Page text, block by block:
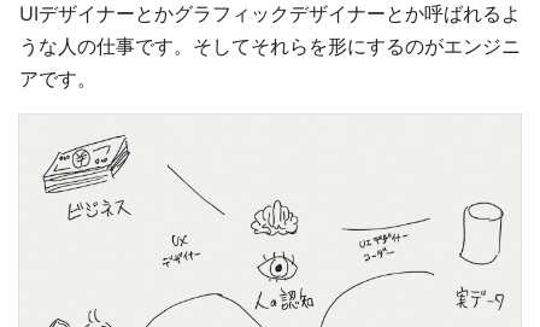
UIデザイナーとかグラフィックデザイナーとか呼ばれるよ
うな人の仕事です。そしてそれらを形にするのがエンジニ
アです。